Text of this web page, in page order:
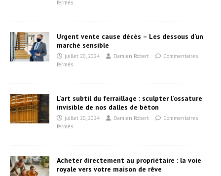
fermés
Urgent vente cause décès – Les dessous d’un
marché sensible
juillet 20, 2024 Damien Robert
Commentaires
fermés
L’art subtil du ferraillage : sculpter l’ossature
invisible de nos dalles de béton
juillet 20, 2024 Damien Robert
Commentaires
fermés
Acheter directement au propriétaire : la voie
royale vers votre maison de rêve